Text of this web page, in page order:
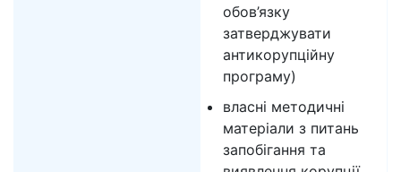
обов’язку
затверджувати
антикорупційну
програму)
власні методичні
матеріали з питань
запобігання та